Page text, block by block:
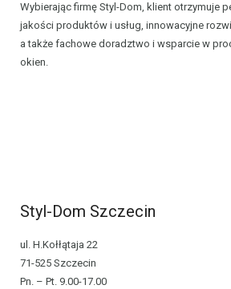
Wybierając firmę Styl-Dom, klient otrzymuje
jakości produktów i usług, innowacyjne
a także fachowe doradztwo i wsparcie w
okien.
Styl-Dom Szczecin
ul. H.Kołłątaja 22
71-525 Szczecin
Pn. – Pt. 9.00-17.00